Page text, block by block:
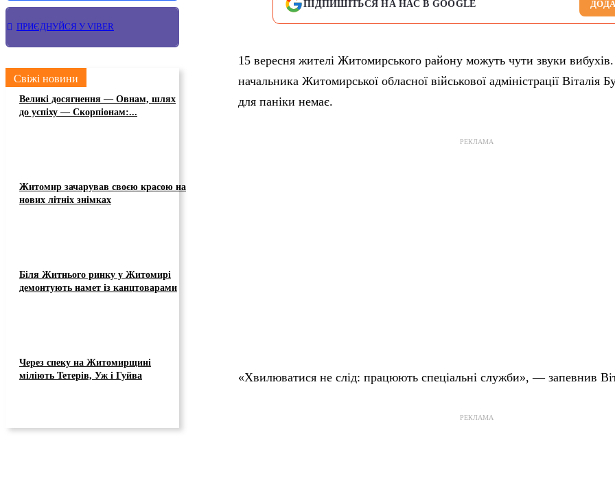
ПРИЄДНУЙСЯ У VIBER
Свіжі новини
Великі досягнення — Овнам, шлях
до успіху — Скорпіонам:...
Житомир зачарував своєю красою на
нових літніх знімках
Біля Житнього ринку у Житомирі
демонтують намет із канцтоварами
Через спеку на Житомирщині
міліють Тетерів, Уж і Гуйва
ПІДПИШІТЬСЯ НА НАС В GOOGLE
15 вересня жителі Житомирського району можуть чути звуки
начальника Житомирської обласної військової адміністрації Віталія
для паніки немає.
РЕКЛАМА
«Хвилюватися не слід: працюють спеціальні служби», — запевнив
РЕКЛАМА